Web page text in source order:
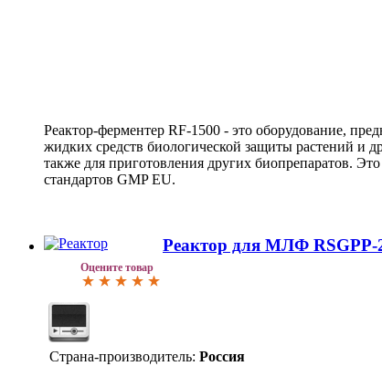
Реактор-ферментер RF-1500 - это оборудование,
жидких средств биологической защиты растений и
также для приготовления других биопрепаратов.
стандартов GMP EU.
Оцените товар
Реактор для МЛФ
Страна-производитель: Россия